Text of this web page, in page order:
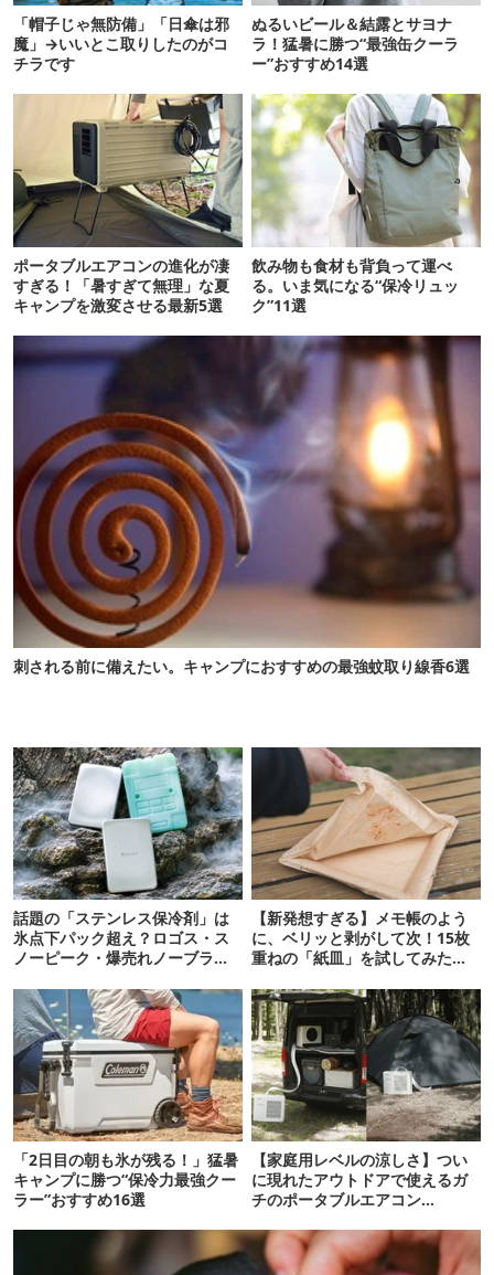
「帽子じゃ無防備」「日傘は邪
魔」→いいとこ取りしたのがコ
チラです
ぬるいビール＆結露とサヨナ
ラ！猛暑に勝つ“最強缶クーラ
ー”おすすめ14選
ポータブルエアコンの進化が凄
すぎる！「暑すぎて無理」な夏
キャンプを激変させる最新5選
飲み物も食材も背負って運べ
る。いま気になる“保冷リュッ
ク”11選
刺される前に備えたい。キャンプにおすすめの最強蚊取り線香6選
話題の「ステンレス保冷剤」は
氷点下パック超え？ロゴス・ス
ノーピーク・爆売れノーブラン
【新発想すぎる】メモ帳のよう
に、ベリッと剥がして次！15枚
重ねの「紙皿」を試してみた
「2日目の朝も氷が残る！」猛暑
キャンプに勝つ“保冷力最強クー
ラー”おすすめ16選
【家庭用レベルの涼しさ】つい
に現れたアウトドアで使えるガ
チのポータブルエアコン